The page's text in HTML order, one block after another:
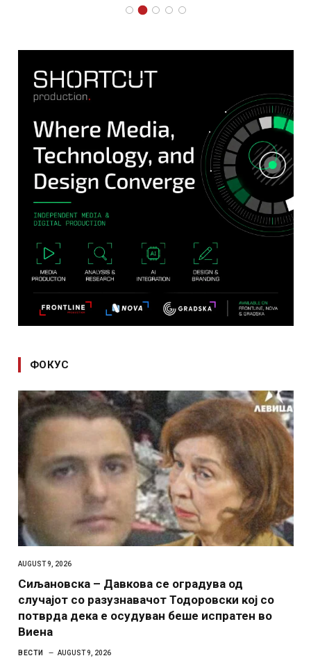
ФОКУС
AUGUST 9, 2026
Сиљановска – Давкова се оградува од
случајот со разузнавачот Тодоровски кој со
потврда дека е осудуван беше испратен во
Виена
ВЕСТИ AUGUST 9, 2026